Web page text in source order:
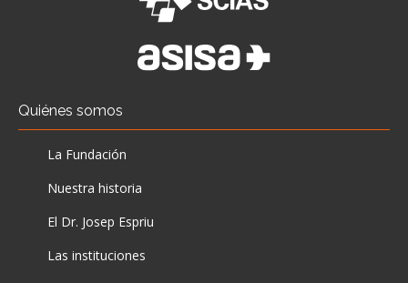
Quiénes somos
La Fundación
Nuestra historia
El Dr. Josep Espriu
Las instituciones